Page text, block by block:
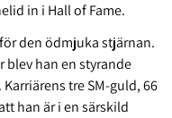
in i Hall of Fame.
den ödmjuka stjärnan.
blev han en styrande
tre SM-guld, 66
han är i en särskild